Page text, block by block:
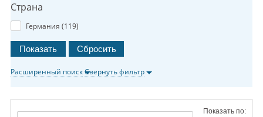
Страна
Германия (119)
Расширенный поискСвернуть фильтр
Показать по: